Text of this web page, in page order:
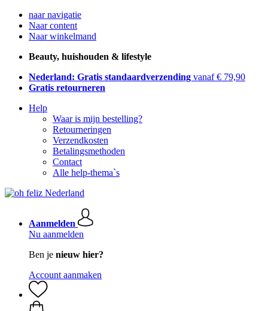
naar navigatie
Naar content
Naar winkelmand
Beauty, huishouden & lifestyle
Nederland: Gratis standaardverzending vanaf € 79,90
Gratis retourneren
Help
Waar is mijn bestelling?
Retourneringen
Verzendkosten
Betalingsmethoden
Contact
Alle help-thema`s
Aanmelden
Nu aanmelden
Ben je nieuw hier?
Account aanmaken